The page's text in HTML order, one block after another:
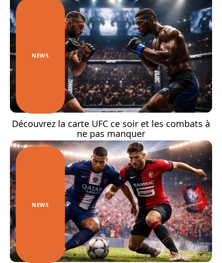
NEWS
Découvrez la carte UFC ce soir et les combats à
ne pas manquer
NEWS